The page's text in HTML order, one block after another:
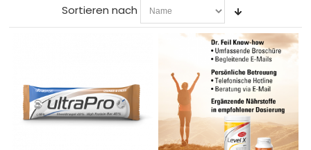
STOFFWECHSEL
IMMUNSYSTEM
WEITERE PRODUKTE
Sortieren nach